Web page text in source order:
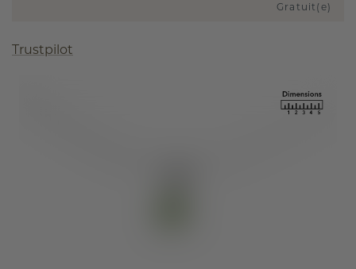
Gratuit(e)
Trustpilot